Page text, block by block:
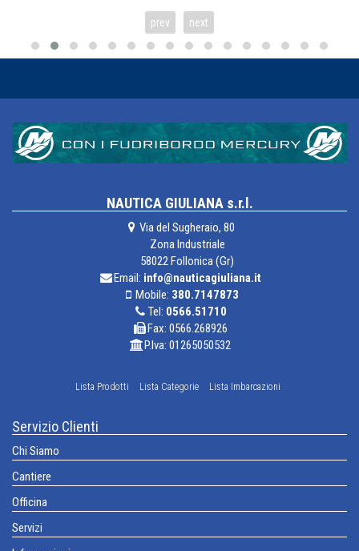
prev next
NAUTICA GIULIANA s.r.l.
Via del Sugheraio, 80
Zona Industriale
58022 Follonica (Gr)
Email: info@nauticagiuliana.it
Mobile: 380.7147873
Tel: 0566.51710
Fax: 0566.268926
P.Iva: 01265050532
Lista Prodotti Lista Categorie Lista Imbarcazioni
Servizio Clienti
Chi Siamo
Cantiere
Officina
Servizi